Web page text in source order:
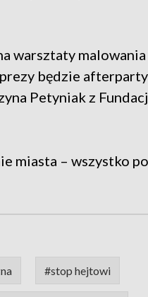
warsztaty malowania
będzie
Petyniak z
miasta – wszystko
#stop hejtowi